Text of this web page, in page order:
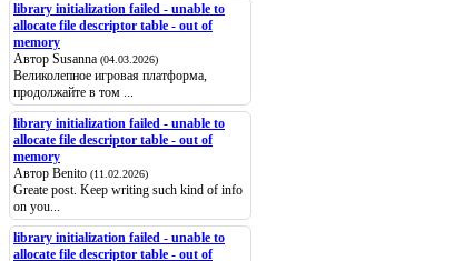
library initialization failed - unable to
allocate file descriptor table - out of
memory
Автор Susanna (04.03.2026)
Великолепное игровая платформа,
продолжайте в том ...
library initialization failed - unable to
allocate file descriptor table - out of
memory
Автор Benito (11.02.2026)
Greate post. Keep writing such kind of info
on you...
library initialization failed - unable to
allocate file descriptor table - out of